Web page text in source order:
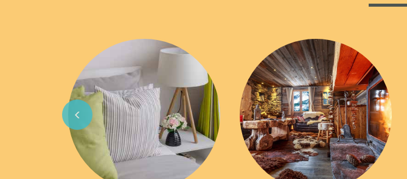
Previous